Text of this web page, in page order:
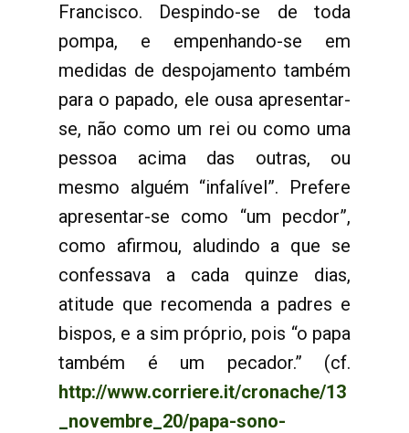
Francisco. Despindo-se de toda
pompa, e empenhando-se em
medidas de despojamento também
para o papado, ele ousa apresentar-
se, não como um rei ou como uma
pessoa acima das outras, ou
mesmo alguém “infalível”. Prefere
apresentar-se como “um pecdor”,
como afirmou, aludindo a que se
confessava a cada quinze dias,
atitude que recomenda a padres e
bispos, e a sim próprio, pois “o papa
também é um pecador.” (cf.
http://www.corriere.it/cronache/13
_novembre_20/papa-sono-